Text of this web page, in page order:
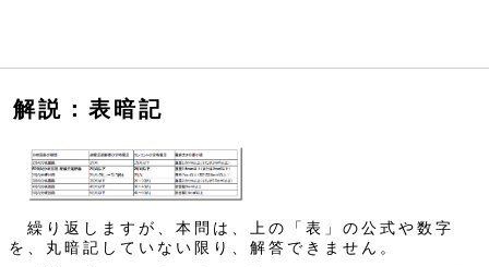
解説：表暗記
繰り返しますが、本問は、上の「表」の公式や数字
を、丸暗記していない限り、解答できません。